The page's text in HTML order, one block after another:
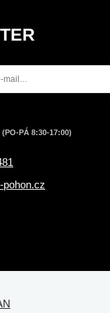
(PO-PÁ 8:30-17:00)
pohon.cz